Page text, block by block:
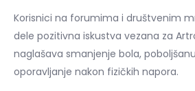
Korisnici na forumima i društvenim
dele pozitivna iskustva vezana za
naglašava smanjenje bola,
oporavljanje nakon fizičkih napora.